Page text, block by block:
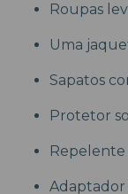
Roupas
Uma
Sapatos
Protetor
Repelente
Adaptador